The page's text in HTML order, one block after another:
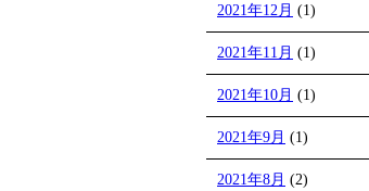
2021年12月 (1)
2021年11月 (1)
2021年10月 (1)
2021年9月 (1)
2021年8月 (2)